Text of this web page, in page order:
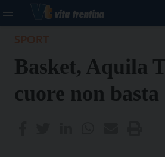
Basket, Aquila
cuore non basta